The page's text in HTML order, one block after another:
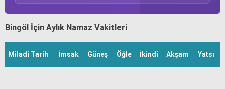
Bingöl İçin Aylık Namaz Vakitleri
Miladi Tarih İmsak Güneş Öğle İkindi Akşam Yatsı